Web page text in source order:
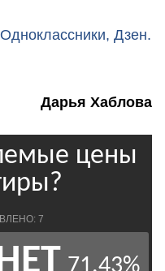
Одноклассники, Дзен.
Дарья Хаблова